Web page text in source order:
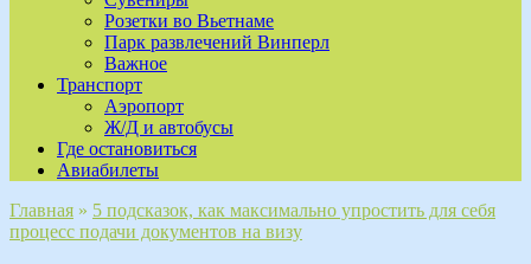
Розетки во Вьетнаме
Парк развлечений Винперл
Важное
Транспорт
Аэропорт
Ж/Д и автобусы
Где остановиться
Авиабилеты
Главная » 5 подсказок, как максимально упростить для себя
процесс подачи документов на визу